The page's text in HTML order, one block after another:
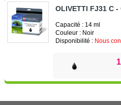
OLIVETTI FJ31 C
Capacité : 14 ml
Couleur : Noir
Disponibilité : Nous